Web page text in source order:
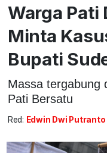
Warga Pati
Minta
Bupati
Massa tergabung
Pati Bersatu
Red: Edwin Dwi Putranto